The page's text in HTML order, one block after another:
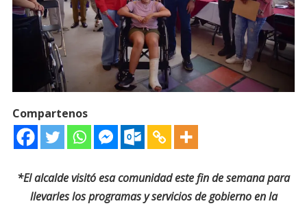
Compartenos
*El alcalde visitó esa comunidad este fin de semana para
llevarles los programas y servicios de gobierno en la